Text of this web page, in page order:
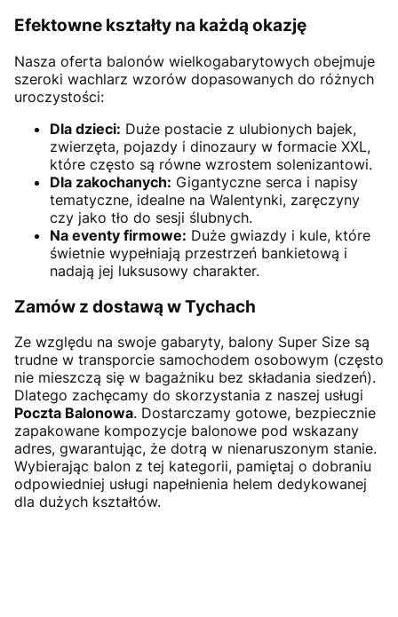
Efektowne kształty na każdą okazję
Nasza oferta balonów wielkogabarytowych obejmuje
szeroki wachlarz wzorów dopasowanych do różnych
uroczystości:
Dla dzieci: Duże postacie z ulubionych bajek,
zwierzęta, pojazdy i dinozaury w formacie XXL,
które często są równe wzrostem solenizantowi.
Dla zakochanych: Gigantyczne serca i napisy
tematyczne, idealne na Walentynki, zaręczyny
czy jako tło do sesji ślubnych.
Na eventy firmowe: Duże gwiazdy i kule, które
świetnie wypełniają przestrzeń bankietową i
nadają jej luksusowy charakter.
Zamów z dostawą w Tychach
Ze względu na swoje gabaryty, balony Super Size są
trudne w transporcie samochodem osobowym (często
nie mieszczą się w bagażniku bez składania siedzeń).
Dlatego zachęcamy do skorzystania z naszej usługi
Poczta Balonowa. Dostarczamy gotowe, bezpiecznie
zapakowane kompozycje balonowe pod wskazany
adres, gwarantując, że dotrą w nienaruszonym stanie.
Wybierając balon z tej kategorii, pamiętaj o dobraniu
odpowiedniej usługi napełnienia helem dedykowanej
dla dużych kształtów.